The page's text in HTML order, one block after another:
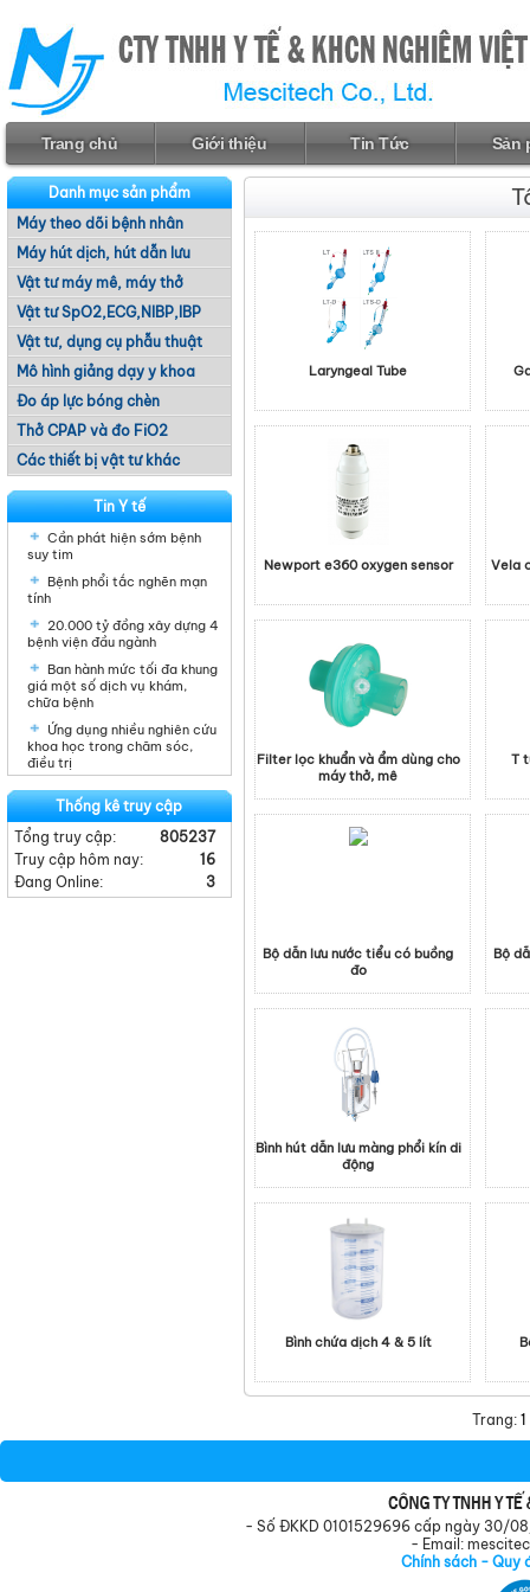
Trang chủ Giới thiệu Tin Tức Sản
Danh mục sản phẩm
Máy theo dõi bệnh nhân
Máy hút dịch, hút dẫn lưu
Vật tư máy mê, máy thở
Vật tư SpO2,ECG,NIBP,IBP
Vật tư, dụng cụ phẫu thuật
Mô hình giảng dạy y khoa
Đo áp lực bóng chèn
Thở CPAP và đo FiO2
Các thiết bị vật tư khác
Tin Y tế
Cần phát hiện sớm bệnh
suy tim
Bệnh phổi tắc nghẽn mạn
tính
20.000 tỷ đồng xây dựng 4
bệnh viện đầu ngành
Ban hành mức tối đa khung
giá một số dịch vụ khám,
chữa bệnh
Ứng dụng nhiều nghiên cứu
khoa học trong chăm sóc,
điều trị
Thống kê truy cập
Tổng truy cập:
805237
Truy cập hôm nay:
16
Đang Online:
3
Laryngeal Tube
Newport e360 oxygen sensor Vela
Filter lọc khuẩn và ẩm dùng cho
máy thở, mê
T
Bộ dẫn lưu nước tiểu có buồng
đo
Bộ
Bình hút dẫn lưu màng phổi kín di
động
Bình chứa dịch 4 & 5 lít
Trang: 1
- Số ĐKKD 0101529696 cấp ngày 30/
- Email:
Chính sách - Quy